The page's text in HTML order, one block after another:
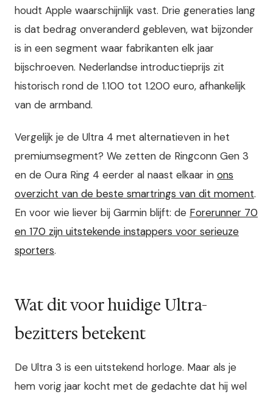
houdt Apple waarschijnlijk vast. Drie generaties lang
is dat bedrag onveranderd gebleven, wat bijzonder
is in een segment waar fabrikanten elk jaar
bijschroeven. Nederlandse introductieprijs zit
historisch rond de 1.100 tot 1.200 euro, afhankelijk
van de armband.
Vergelijk je de Ultra 4 met alternatieven in het
premiumsegment? We zetten de Ringconn Gen 3
en de Oura Ring 4 eerder al naast elkaar in ons
overzicht van de beste smartrings van dit moment.
En voor wie liever bij Garmin blijft: de Forerunner 70
en 170 zijn uitstekende instappers voor serieuze
sporters.
Wat dit voor huidige Ultra-
bezitters betekent
De Ultra 3 is een uitstekend horloge. Maar als je
hem vorig jaar kocht met de gedachte dat hij wel